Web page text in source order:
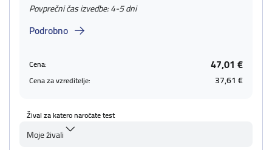
Povprečni čas izvedbe: 4-5 dni
Podrobno
Cena: 47,01 €
Cena za vzreditelje: 37,61 €
Žival za katero naročate test
Moje živali